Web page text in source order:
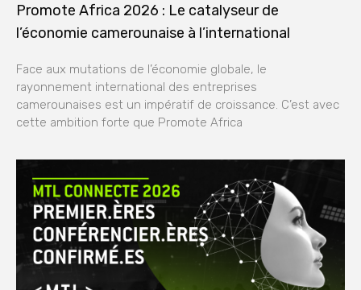
Promote Africa 2026 : Le catalyseur de
l’économie camerounaise à l’international
Face aux mutations de l’économie globale, le
rayonnement international des entreprises
camerounaises est un impératif de croissance. C’est avec
cette ambition forte que Promote Africa